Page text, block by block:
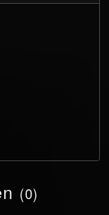
(0)